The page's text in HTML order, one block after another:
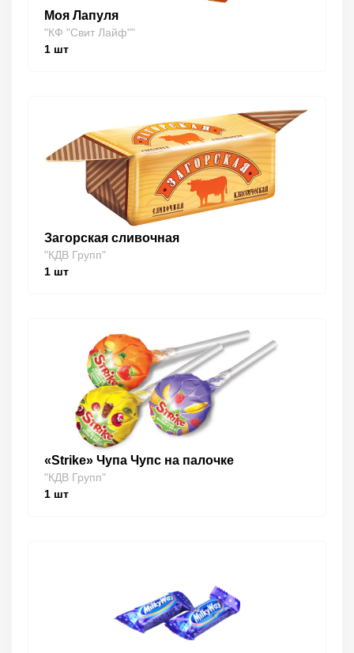
Моя Лапуля
"КФ "Свит Лайф""
1 шт
Загорская сливочная
"КДВ Групп"
1 шт
«Strike» Чупа Чупс на палочке
"КДВ Групп"
1 шт